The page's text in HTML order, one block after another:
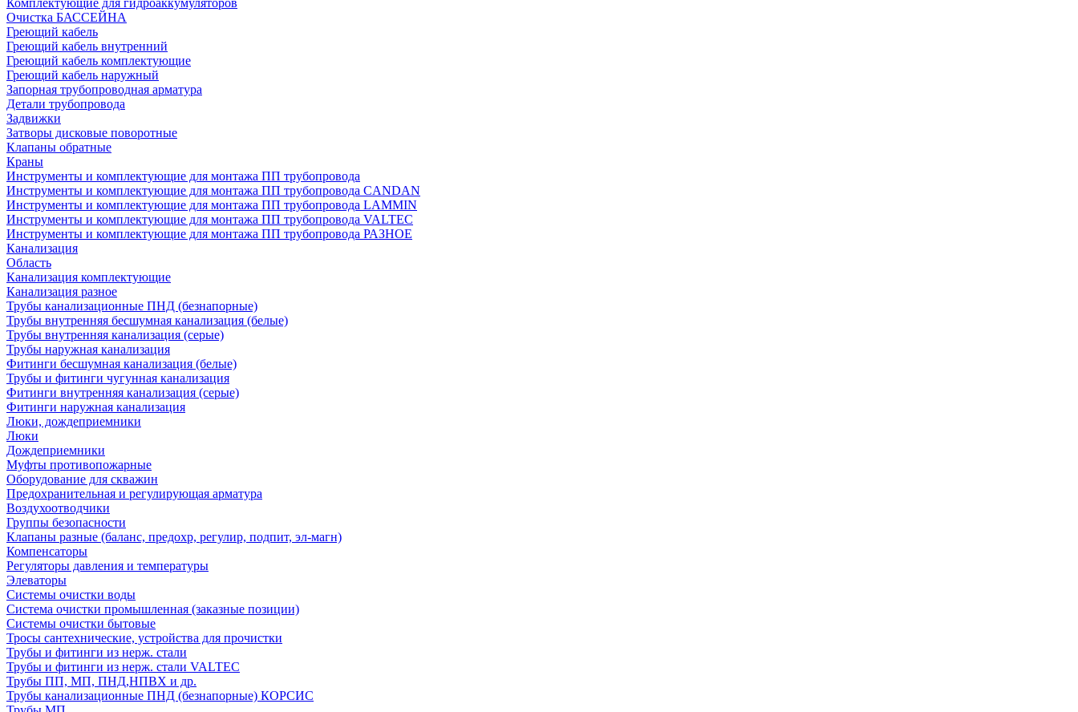
Комплектующие для гидроаккумуляторов
Очистка БАССЕЙНА
Греющий кабель
Греющий кабель внутренний
Греющий кабель комплектующие
Греющий кабель наружный
Запорная трубопроводная арматура
Детали трубопровода
Задвижки
Затворы дисковые поворотные
Клапаны обратные
Краны
Инструменты и комплектующие для монтажа ПП трубопровода
Инструменты и комплектующие для монтажа ПП трубопровода CANDAN
Инструменты и комплектующие для монтажа ПП трубопровода LAMMIN
Инструменты и комплектующие для монтажа ПП трубопровода VALTEC
Инструменты и комплектующие для монтажа ПП трубопровода РАЗНОЕ
Канализация
Область
Канализация комплектующие
Канализация разное
Трубы канализационные ПНД (безнапорные)
Трубы внутренняя бесшумная канализация (белые)
Трубы внутренняя канализация (серые)
Трубы наружная канализация
Фитинги бесшумная канализация (белые)
Трубы и фитинги чугунная канализация
Фитинги внутренняя канализация (серые)
Фитинги наружная канализация
Люки, дождеприемники
Люки
Дождеприемники
Муфты противопожарные
Оборудование для скважин
Предохранительная и регулирующая арматура
Воздухоотводчики
Группы безопасности
Клапаны разные (баланс, предохр, регулир, подпит, эл-магн)
Компенсаторы
Регуляторы давления и температуры
Элеваторы
Системы очистки воды
Система очистки промышленная (заказные позиции)
Системы очистки бытовые
Тросы сантехнические, устройства для прочистки
Трубы и фитинги из нерж. стали
Трубы и фитинги из нерж. стали VALTEC
Трубы ПП, МП, ПНД,НПВХ и др.
Трубы канализационные ПНД (безнапорные) КОРСИС